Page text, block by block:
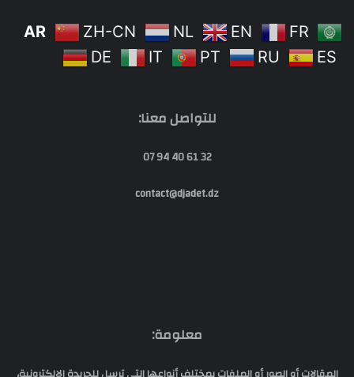
AR ZH-CN NL EN
FR
DE
IT PT RU ES
للتواصل معنا:
32 61 40 94 07
contact@djadet.dz
معلومة: